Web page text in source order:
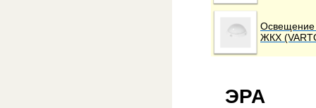
Освещение
ЖКХ
ЭРА